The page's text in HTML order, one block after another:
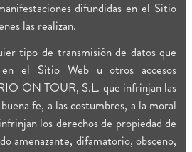
difundidas en el Sitio
las realizan.
tipo de transmisión de datos que
en el Sitio Web u otros accesos
ON TOUR, S.L. que infrinjan las
fe, a las costumbres, a la moral
los derechos de propiedad de
amenazante, difamatorio, obsceno,